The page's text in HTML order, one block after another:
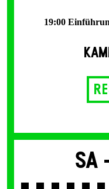
19:00
Sa